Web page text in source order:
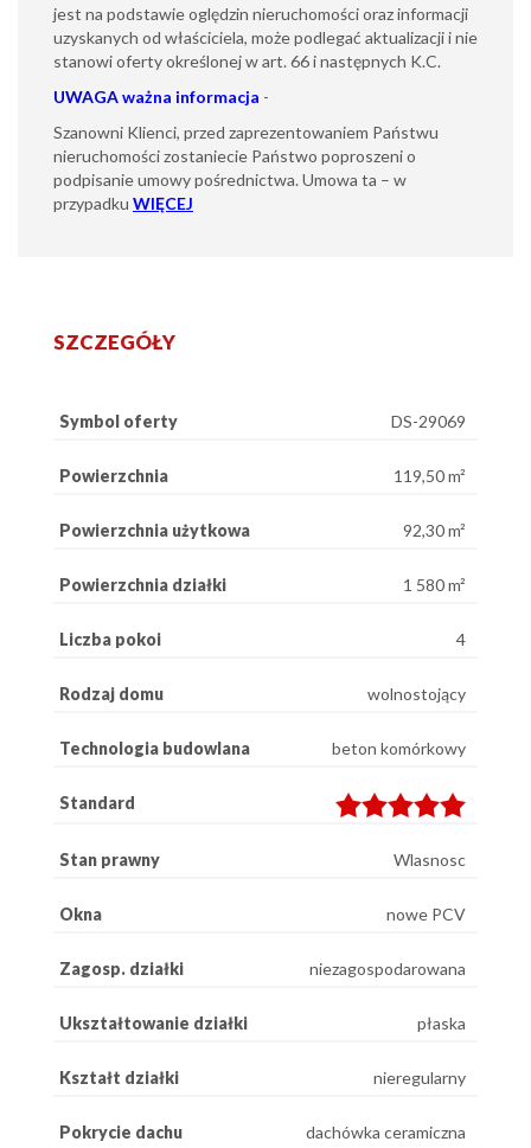
jest na podstawie oględzin nieruchomości oraz informacji
uzyskanych od właściciela, może podlegać aktualizacji i nie
stanowi oferty określonej w art. 66 i następnych K.C.
UWAGAważna informacja -
Szanowni Klienci, przed zaprezentowaniem Państwu
nieruchomości zostaniecie Państwo poproszeni o
podpisanie umowy pośrednictwa. Umowa ta – w
przypadku WIĘCEJ
SZCZEGÓŁY
Symbol oferty DS-29069
Powierzchnia 119,50 m²
Powierzchnia użytkowa 92,30 m²
Powierzchnia działki 1 580 m²
Liczba pokoi 4
Rodzaj domu wolnostojący
Technologia budowlana beton komórkowy
Standard
Stan prawny Wlasnosc
Okna nowe PCV
Zagosp. działki niezagospodarowana
Ukształtowanie działki płaska
Kształt działki nieregularny
Pokrycie dachu dachówka ceramiczna